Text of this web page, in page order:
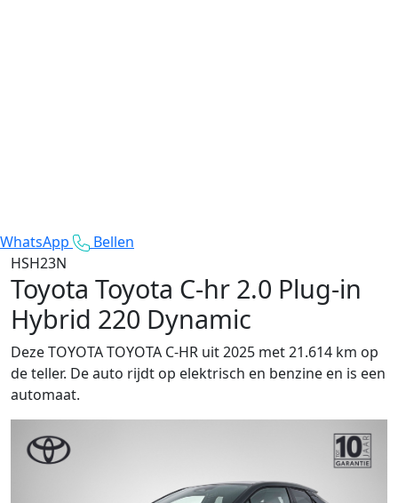
WhatsApp
Bellen
HSH23N
Toyota Toyota C-hr 2.0 Plug-in
Hybrid 220 Dynamic
Deze TOYOTA TOYOTA C-HR uit 2025 met 21.614 km op
de teller. De auto rijdt op elektrisch en benzine en is een
automaat.